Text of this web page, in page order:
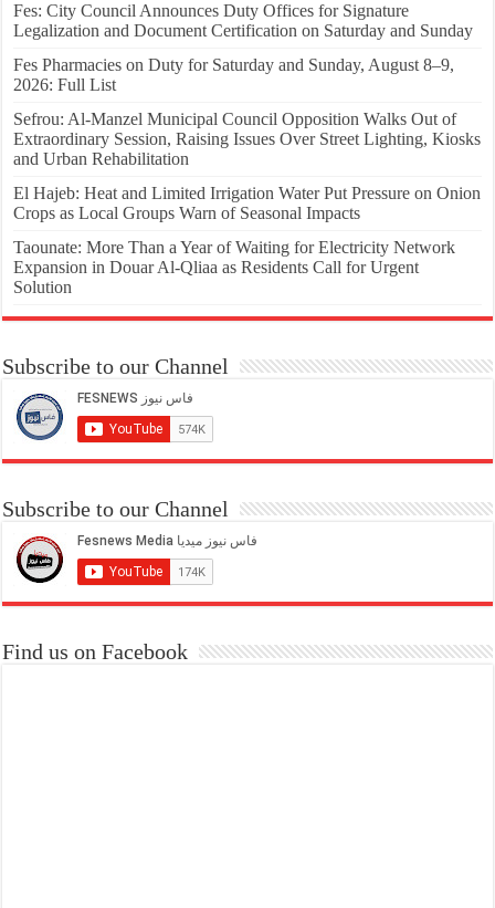
Fes: City Council Announces Duty Offices for Signature
Legalization and Document Certification on Saturday and Sunday
Fes Pharmacies on Duty for Saturday and Sunday, August 8–9,
2026: Full List
Sefrou: Al-Manzel Municipal Council Opposition Walks Out of
Extraordinary Session, Raising Issues Over Street Lighting, Kiosks
and Urban Rehabilitation
El Hajeb: Heat and Limited Irrigation Water Put Pressure on Onion
Crops as Local Groups Warn of Seasonal Impacts
Taounate: More Than a Year of Waiting for Electricity Network
Expansion in Douar Al-Qliaa as Residents Call for Urgent
Solution
Subscribe to our Channel
Subscribe to our Channel
Find us on Facebook